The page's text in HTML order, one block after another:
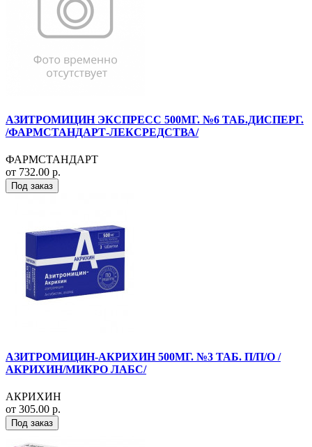
АЗИТРОМИЦИН ЭКСПРЕСС 500МГ. №6 ТАБ.ДИСПЕРГ.
/ФАРМСТАНДАРТ-ЛЕКСРЕДСТВА/
ФАРМСТАНДАРТ
от 732.00 р.
Под заказ
АЗИТРОМИЦИН-АКРИХИН 500МГ. №3 ТАБ. П/П/О /
АКРИХИН/МИКРО ЛАБС/
АКРИХИН
от 305.00 р.
Под заказ